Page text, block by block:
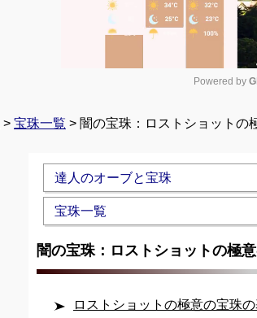
Powered by
> 宝珠一覧 > 闇の宝珠：ロストショットの
達人のオーブと宝珠
宝珠一覧
闇の宝珠：ロストショットの極
ロストショットの極意の宝珠